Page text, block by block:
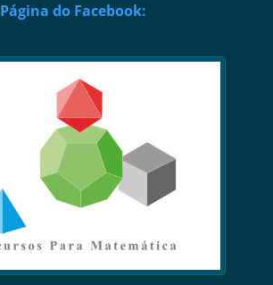
Página do Facebook: